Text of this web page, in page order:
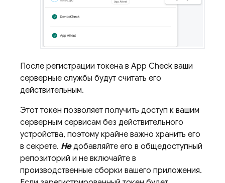
После регистрации токена в App Check ваши
серверные службы будут считать его
действительным.
Этот токен позволяет получить доступ к вашим
серверным сервисам без действительного
устройства, поэтому крайне важно хранить его
в секрете. Недобавляйте его в общедоступный
репозиторий и не включайте в
производственные сборки вашего приложения.